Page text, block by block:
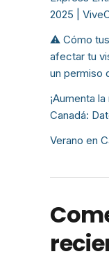
2025 |
⚠️ Cómo
afectar tu
un permiso
¡Aumenta
Canadá:
Verano en